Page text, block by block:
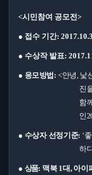
<시민참여 공모전 >
● 접수 기간:
● 수상작 발표:
● 응모방법 :<안녕 낯
진
함
인
● 수상자 선정기준: ‘
하
● 상품: 맥북 1대, 아이